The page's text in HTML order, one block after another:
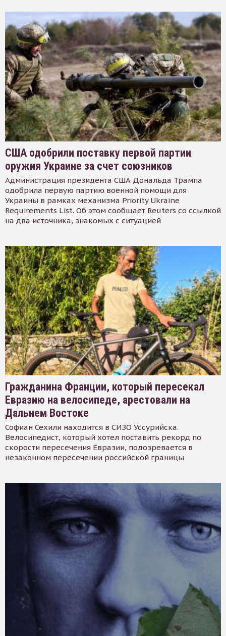
США одобрили поставку первой партии
оружия Украине за счет союзников
Администрация президента США Дональда Трампа
одобрила первую партию военной помощи для
Украины в рамках механизма Priority Ukraine
Requirements List. Об этом сообщает Reuters со ссылкой
на два источника, знакомых с ситуацией
Гражданина Франции, который пересекал
Евразию на велосипеде, арестовали на
Дальнем Востоке
Софиан Сехили находится в СИЗО Уссурийска.
Велосипедист, который хотел поставить рекорд по
скорости пересечения Евразии, подозревается в
незаконном пересечении российской границы